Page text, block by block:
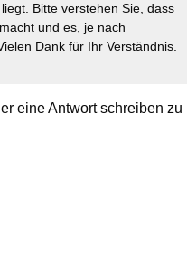
Bitte verstehen Sie, dass
und es, je nach
Dank für Ihr Verständnis.
eine Antwort schreiben zu